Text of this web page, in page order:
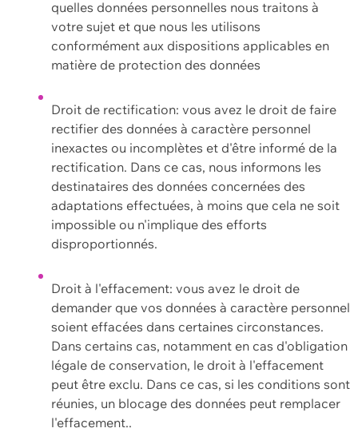
quelles données personnelles nous traitons à
votre sujet et que nous les utilisons
conformément aux dispositions applicables en
matière de protection des données
Droit de rectification: vous avez le droit de faire
rectifier des données à caractère personnel
inexactes ou incomplètes et d'être informé de la
rectification. Dans ce cas, nous informons les
destinataires des données concernées des
adaptations effectuées, à moins que cela ne soit
impossible ou n'implique des efforts
disproportionnés.
Droit à l'effacement: vous avez le droit de
demander que vos données à caractère personnel
soient effacées dans certaines circonstances.
Dans certains cas, notamment en cas d'obligation
légale de conservation, le droit à l'effacement
peut être exclu. Dans ce cas, si les conditions sont
réunies, un blocage des données peut remplacer
l'effacement..